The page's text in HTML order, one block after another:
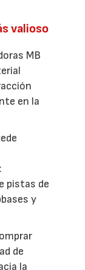
valioso
MB
en la
pistas de
y
de
la